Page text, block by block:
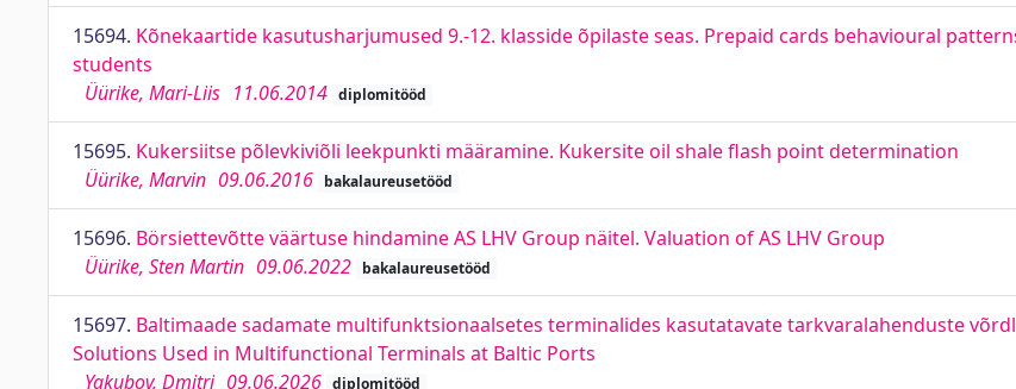
15694. Kõnekaartide kasutusharjumused 9.-12. klasside õpilaste seas. Prepaid cards behavioural
students
Üürike, Mari-Liis 11.06.2014 diplomitööd
15695. Kukersiitse põlevkiviõli leekpunkti määramine. Kukersite oil shale flash point determination
Üürike, Marvin 09.06.2016 bakalaureusetööd
15696. Börsiettevõtte väärtuse hindamine AS LHV Group näitel. Valuation of AS LHV Group
Üürike, Sten Martin 09.06.2022 bakalaureusetööd
15697. Baltimaade sadamate multifunktsionaalsetes terminalides kasutatavate tarkvaralahenduste
Solutions Used in Multifunctional Terminals at Baltic Ports
Yakubov, Dmitri 09.06.2026 diplomitööd